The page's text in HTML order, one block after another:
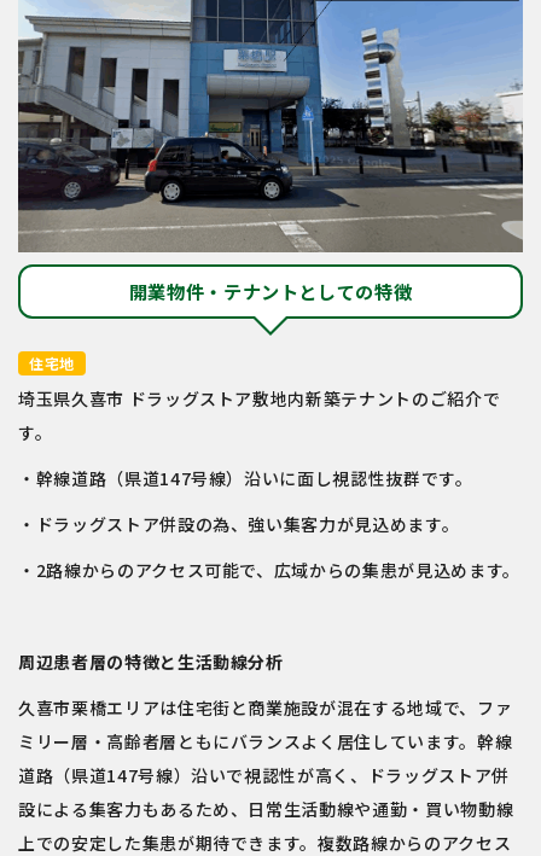
開業物件・テナントとしての特徴
住宅地
埼玉県久喜市 ドラッグストア敷地内新築テナントのご紹介で
す。
・幹線道路（県道147号線）沿いに面し視認性抜群です。
・ドラッグストア併設の為、強い集客力が見込めます。
・2路線からのアクセス可能で、広域からの集患が見込めます。
周辺患者層の特徴と生活動線分析
久喜市栗橋エリアは住宅街と商業施設が混在する地域で、ファ
ミリー層・高齢者層ともにバランスよく居住しています。幹線
道路（県道147号線）沿いで視認性が高く、ドラッグストア併
設による集客力もあるため、日常生活動線や通勤・買い物動線
上での安定した集患が期待できます。複数路線からのアクセス